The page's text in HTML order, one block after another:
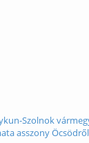
Szolnok
asszony